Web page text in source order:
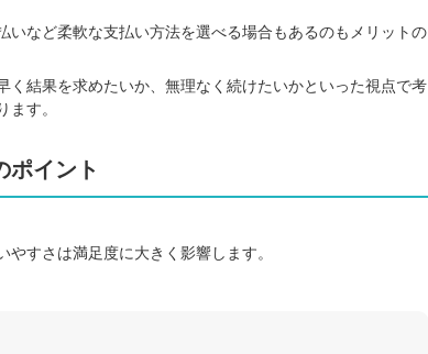
いなど柔軟な支払い方法を選べる場合もあるのもメリットの
く結果を求めたいか、無理なく続けたいかといった視点で考
す。
ポイント
すさは満足度に大きく影響します。